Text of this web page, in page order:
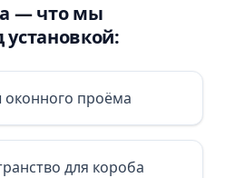
— что мы
проёма
для короба